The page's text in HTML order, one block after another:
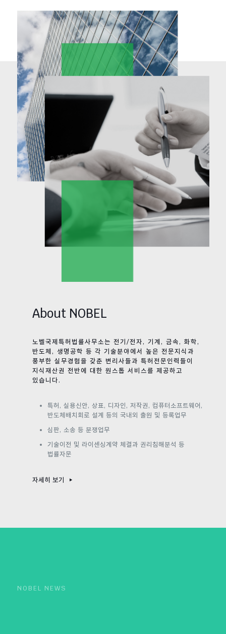
About NOBEL
노벨국제특허법률사무소는 전기/전자, 기계, 금속, 화학,
반도체, 생명공학 등 각 기술분야에서 높은 전문지식과
풍부한 실무경험을 갖춘 변리사들과 특허전문인력들이
지식재산권 전반에 대한 원스톱 서비스를 제공하고
있습니다.
특허, 실용신안, 상표, 디자인, 저작권, 컴퓨터소프트웨어,
반도체배치회로 설계 등의 국내외 출원 및 등록업무
심판, 소송 등 분쟁업무
기술이전 및 라이센싱계약 체결과 권리침해분석 등
법률자문
자세히 보기
NOBEL NEWS